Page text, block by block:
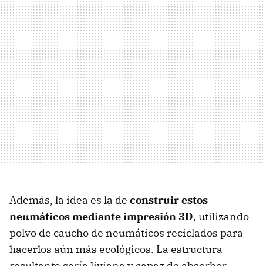
Además, la idea es la de construir estos
neumáticos mediante impresión 3D, utilizando
polvo de caucho de neumáticos reciclados para
hacerlos aún más ecológicos. La estructura